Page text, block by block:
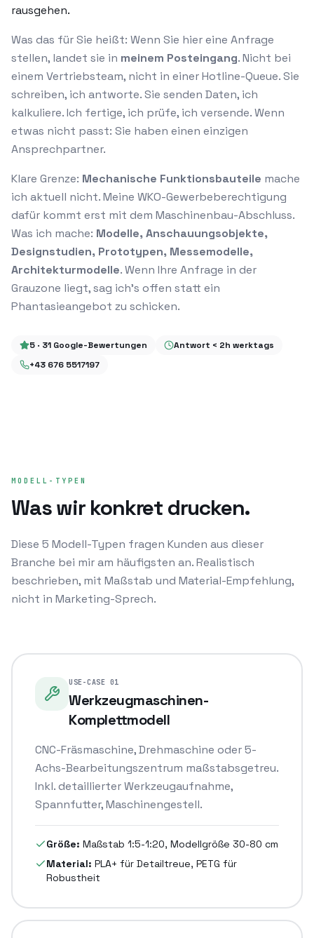
rausgehen.
Was das für Sie heißt: Wenn Sie hier eine Anfrage
stellen, landet sie in meinem Posteingang. Nicht bei
einem Vertriebsteam, nicht in einer Hotline-Queue. Sie
schreiben, ich antworte. Sie senden Daten, ich
kalkuliere. Ich fertige, ich prüfe, ich versende. Wenn
etwas nicht passt: Sie haben einen einzigen
Ansprechpartner.
Klare Grenze: Mechanische Funktionsbauteile mache
ich aktuell nicht. Meine WKO-Gewerbeberechtigung
dafür kommt erst mit dem Maschinenbau-Abschluss.
Was ich mache: Modelle, Anschauungsobjekte,
Designstudien, Prototypen, Messemodelle,
Architekturmodelle. Wenn Ihre Anfrage in der
Grauzone liegt, sag ich's offen statt ein
Phantasieangebot zu schicken.
5 · 31 Google-Bewertungen
Antwort < 2h werktags
+43 676 5517197
MODELL-TYPEN
Was wir konkret drucken.
Diese 5 Modell-Typen fragen Kunden aus dieser
Branche bei mir am häufigsten an. Realistisch
beschrieben, mit Maßstab und Material-Empfehlung,
nicht in Marketing-Sprech.
USE-CASE 01
Werkzeugmaschinen-
Komplettmodell
CNC-Fräsmaschine, Drehmaschine oder 5-
Achs-Bearbeitungszentrum maßstabsgetreu.
Inkl. detaillierter Werkzeugaufnahme,
Spannfutter, Maschinengestell.
Größe: Maßstab 1:5-1:20, Modellgröße 30-80 cm
Material: PLA+ für Detailtreue, PETG für
Robustheit